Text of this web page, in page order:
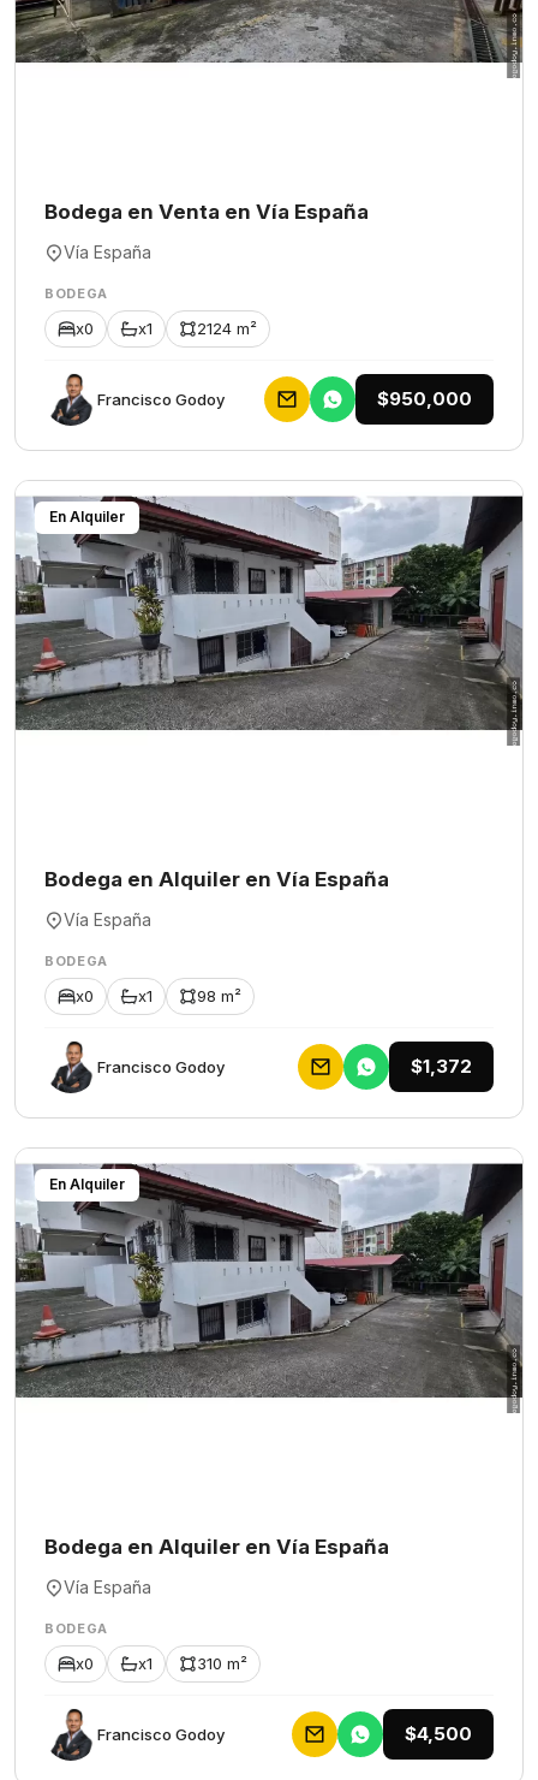
Bodega en Venta en Vía España
Vía España
BODEGA
x0 x1 2124 m²
Francisco Godoy $950,000
En Alquiler
Bodega en Alquiler en Vía España
Vía España
BODEGA
x0 x1 98 m²
Francisco Godoy $1,372
En Alquiler
Bodega en Alquiler en Vía España
Vía España
BODEGA
x0 x1 310 m²
Francisco Godoy $4,500